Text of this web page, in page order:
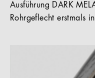
Ausführung DARK
Rohrgeflecht erstmals